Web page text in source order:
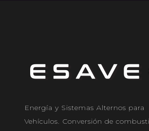
Energía y Sistemas Alternos para
Vehículos. Conversión de